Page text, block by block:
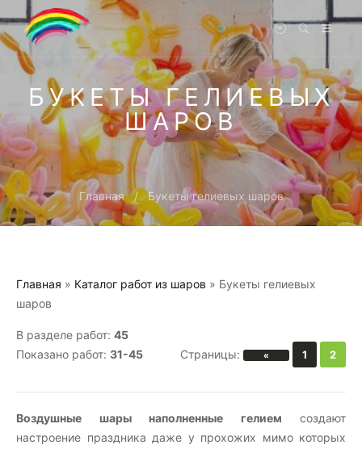
БУКЕТЫ ГЕЛИЕВЫХ
ШАРОВ
Главная Букеты гелиевых шаров
Главная » Каталог работ из шаров » Букеты гелиевых
шаров
В разделе работ: 45
Показано работ: 31-45 Страницы: « 1 2
Воздушные шары наполненные гелием создают
настроение праздника даже у прохожих мимо которых